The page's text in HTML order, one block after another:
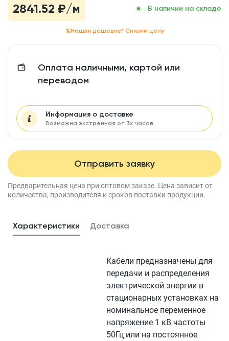
2841.52 ₽/м В наличии на складе
Нашли дешевле? Снизим цену
Отправить заявку
Предварительная цена при оптовом заказе. Цена зависит от
количества, производителя и сроков поставки продукции.
Оплата наличными, картой или
переводом
Информация о доставке
Возможна экстренная от 3х часов
Характеристики Доставка
Кабели предназначены для
передачи и распределения
электрической энергии в
стационарных установках на
номинальное переменное
напряжение 1 кВ частоты
50Гц или на постоянное